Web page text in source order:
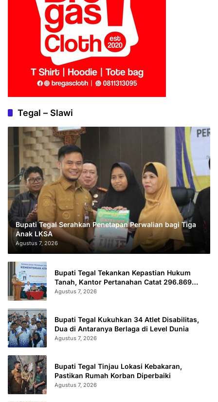
Tegal – Slawi
Bupati Tegal Serahkan Penetapan Perwalian bagi Tiga
Anak LKSA
Agustus 7, 2026
Bupati Tegal Tekankan Kepastian Hukum
Tanah, Kantor Pertanahan Catat 296.869
Sertifikat Terbit
Agustus 7, 2026
Bupati Tegal Kukuhkan 34 Atlet Disabilitas,
Dua di Antaranya Berlaga di Level Dunia
Agustus 7, 2026
Bupati Tegal Tinjau Lokasi Kebakaran,
Pastikan Rumah Korban Diperbaiki
Agustus 7, 2026